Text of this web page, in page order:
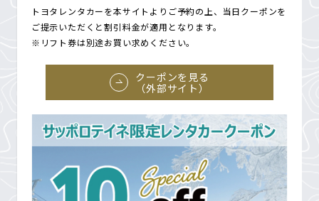
トヨタレンタカーを本サイトよりご予約の上、当日クーポンを
ご提示いただくと割引料金が適用となります。
※リフト券は別途お買い求めください。
クーポンを見る
（外部サイト）